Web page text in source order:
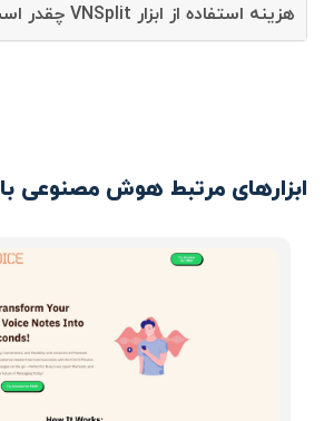
هزینه استفاده از ابزار VNSplit چقدر است؟
ابزارهای مرتبط هوش مصنوعی با VNSplit